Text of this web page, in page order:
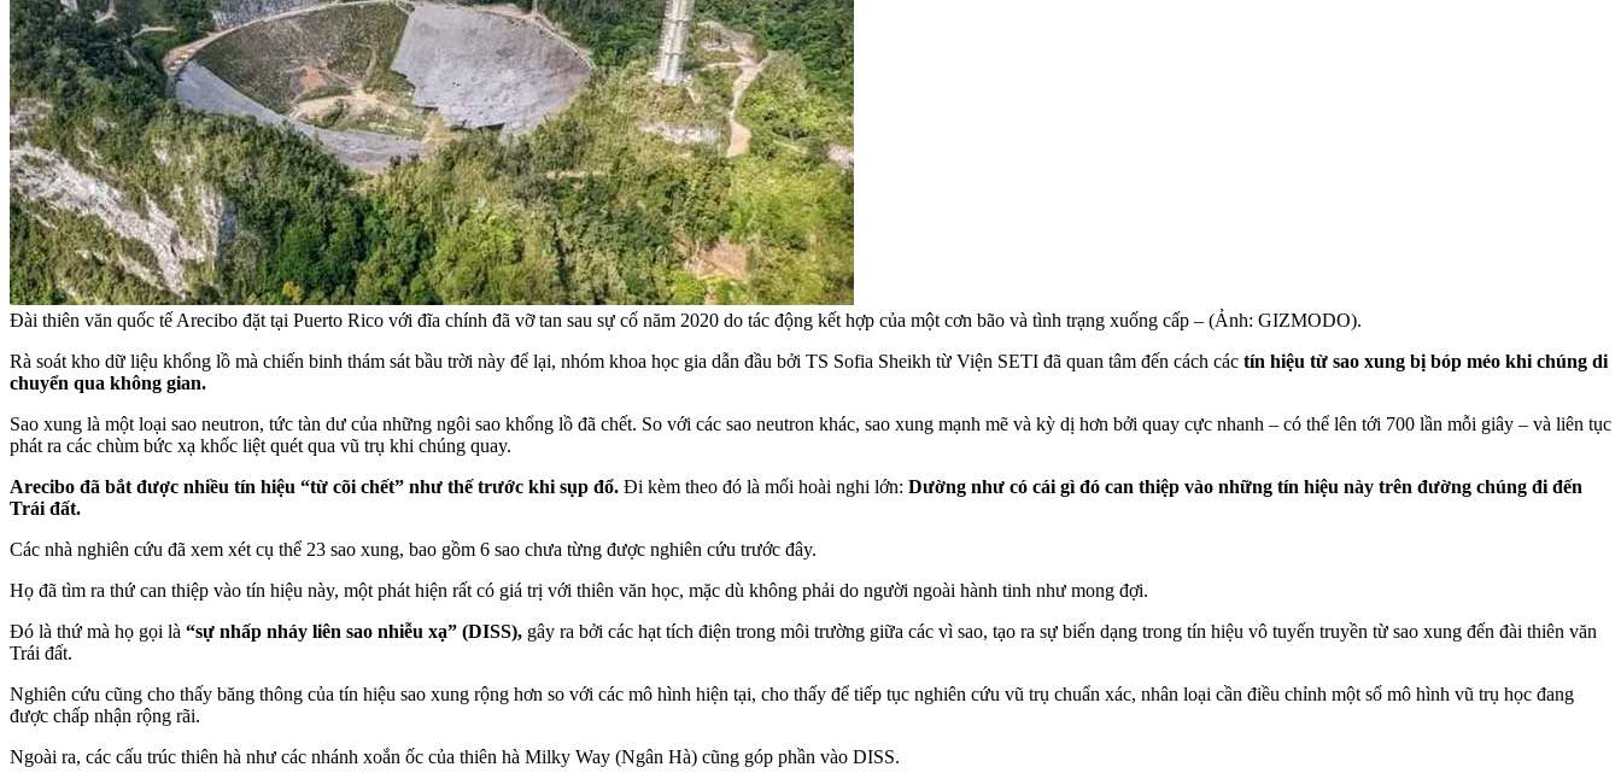
Đài thiên văn quốc tế Arecibo đặt tại Puerto Rico với đĩa chính đã vỡ tan sau sự cố năm 2020 do tác động kết hợp của một cơn bão và tình trạng xuống cấp – (Ảnh: GIZMODO).
Rà soát kho dữ liệu khổng lồ mà chiến binh thám sát bầu trời này để lại, nhóm khoa học gia dẫn đầu bởi TS Sofia Sheikh từ Viện SETI đã quan tâm đến cách các tín hiệu từ sao xung bị bóp méo khi chúng di
chuyển qua không gian.
Sao xung là một loại sao neutron, tức tàn dư của những ngôi sao khổng lồ đã chết. So với các sao neutron khác, sao xung mạnh mẽ và kỳ dị hơn bởi quay cực nhanh – có thể lên tới 700 lần mỗi giây – và liên tục
phát ra các chùm bức xạ khốc liệt quét qua vũ trụ khi chúng quay.
Arecibo đã bắt được nhiều tín hiệu “từ cõi chết” như thế trước khi sụp đổ. Đi kèm theo đó là mối hoài nghi lớn: Dường như có cái gì đó can thiệp vào những tín hiệu này trên đường chúng đi đến
Trái đất.
Các nhà nghiên cứu đã xem xét cụ thể 23 sao xung, bao gồm 6 sao chưa từng được nghiên cứu trước đây.
Họ đã tìm ra thứ can thiệp vào tín hiệu này, một phát hiện rất có giá trị với thiên văn học, mặc dù không phải do người ngoài hành tinh như mong đợi.
Đó là thứ mà họ gọi là “sự nhấp nháy liên sao nhiễu xạ” (DISS), gây ra bởi các hạt tích điện trong môi trường giữa các vì sao, tạo ra sự biến dạng trong tín hiệu vô tuyến truyền từ sao xung đến đài thiên văn
Trái đất.
Nghiên cứu cũng cho thấy băng thông của tín hiệu sao xung rộng hơn so với các mô hình hiện tại, cho thấy để tiếp tục nghiên cứu vũ trụ chuẩn xác, nhân loại cần điều chỉnh một số mô hình vũ trụ học đang
được chấp nhận rộng rãi.
Ngoài ra, các cấu trúc thiên hà như các nhánh xoắn ốc của thiên hà Milky Way (Ngân Hà) cũng góp phần vào DISS.